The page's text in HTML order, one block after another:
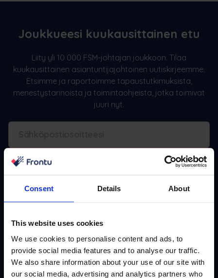
Consent Details About
This website uses cookies
We use cookies to personalise content and ads, to
provide social media features and to analyse our traffic.
We also share information about your use of our site with
our social media, advertising and analytics partners who
Joukkueesi kuukausittainen etu
Liity yli 10 000 FSM-johtajan joukkoon. Tilaa
kuukausittainen asiantuntijajohtoinen uutiskirjeemme.
Etsimme ja raportoimme tapaustutkimuksista,
menestystarinoista ja toimintaohjeista, jotka toimivat
juuri nyt.